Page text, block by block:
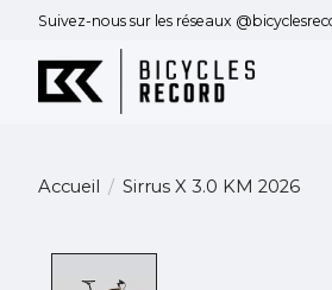
Suivez-nous sur les réseaux
Accueil / Sirrus X 3.0 KM 2026